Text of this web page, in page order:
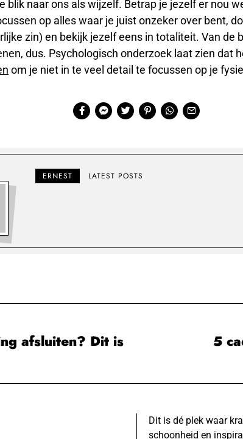
blik naar ons als wijzelf. Betrap je jezelf er nou
op alles waar je juist onzeker over bent,
zin) en bekijk jezelf eens in totaliteit. Van de
dus. Psychologisch onderzoek laat zien dat
om je niet in te veel detail te focussen op je
ERNEST LATEST POSTS
afsluiten? Dit is 5
Dit is dé plek waar
schoonheid en